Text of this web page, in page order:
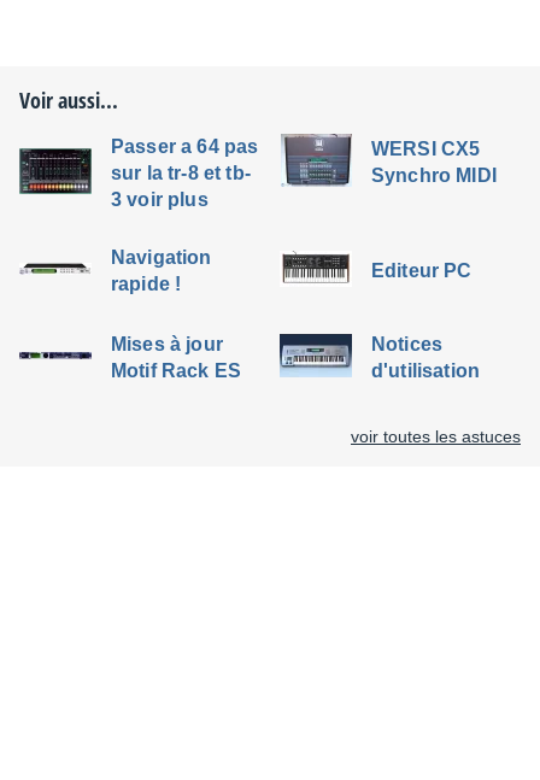
Voir aussi...
Passer a 64 pas
sur la tr-8 et tb-
3 voir plus
WERSI CX5
Synchro MIDI
Navigation
rapide !
Editeur PC
Mises à jour
Motif Rack ES
Notices
d'utilisation
voir toutes les astuces